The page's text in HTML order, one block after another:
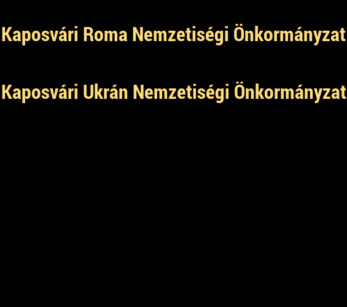
Kaposvári Roma Nemzetiségi Önkormányzat
Kaposvári Ukrán Nemzetiségi Önkormányzat